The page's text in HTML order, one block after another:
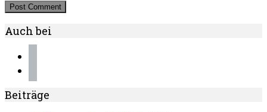
Auch bei
Beiträge